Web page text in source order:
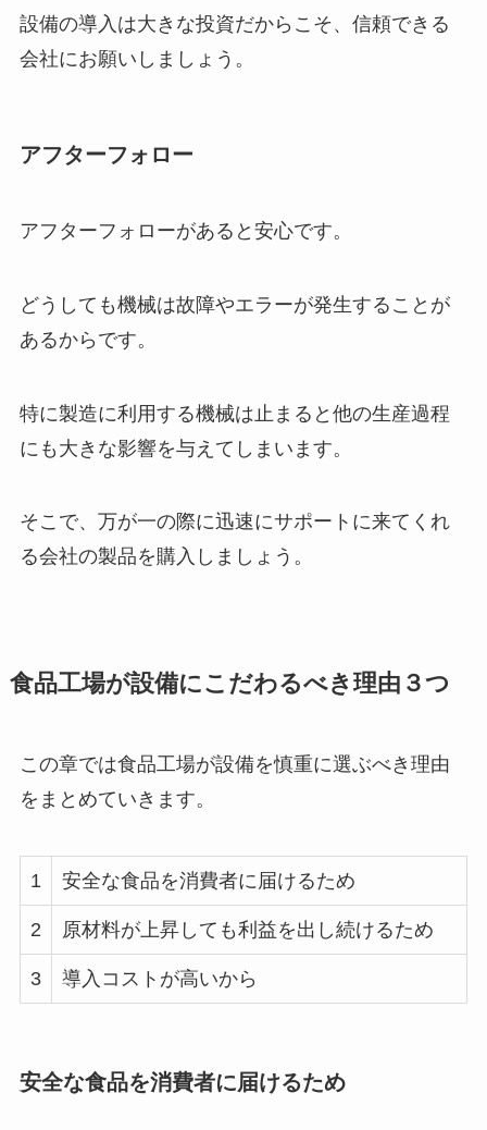
設備の導入は大きな投資だからこそ、信頼できる
会社にお願いしましょう。
アフターフォロー
アフターフォローがあると安心です。
どうしても機械は故障やエラーが発生することが
あるからです。
特に製造に利用する機械は止まると他の生産過程
にも大きな影響を与えてしまいます。
そこで、万が一の際に迅速にサポートに来てくれ
る会社の製品を購入しましょう。
食品工場が設備にこだわるべき理由３つ
この章では食品工場が設備を慎重に選ぶべき理由
をまとめていきます。
1 安全な食品を消費者に届けるため
2 原材料が上昇しても利益を出し続けるため
3 導入コストが高いから
安全な食品を消費者に届けるため